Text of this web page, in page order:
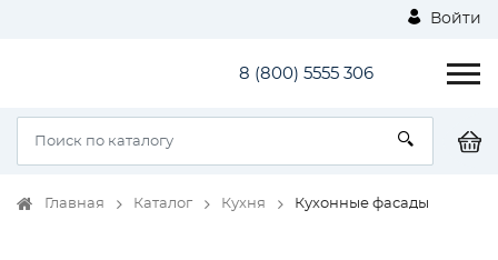
Войти
8 (800) 5555 306
Главная Каталог Кухня Кухонные фасады